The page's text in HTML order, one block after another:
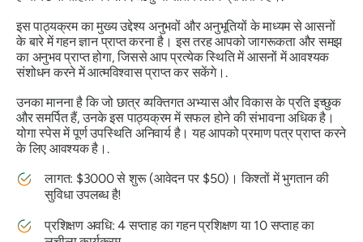
इस पाठ्यक्रम का मुख्य उद्देश्य अनुभवों और अनुभूतियों के माध्यम से आसनों
के बारे में गहन ज्ञान प्राप्त करना है। इस तरह आपको जागरूकता और समझ
का अनुभव प्राप्त होगा, जिससे आप प्रत्येक स्थिति में आसनों में आवश्यक
संशोधन करने में आत्मविश्वास प्राप्त कर सकेंगे।.
उनका मानना ​​है कि जो छात्र व्यक्तिगत अभ्यास और विकास के प्रति इच्छुक
और समर्पित हैं, उनके इस पाठ्यक्रम में सफल होने की संभावना अधिक है।
योगा स्पेस में पूर्ण उपस्थिति अनिवार्य है। यह आपको प्रमाण पत्र प्राप्त करने
के लिए आवश्यक है।.
लागत: $3000 से शुरू (आवेदन पर $50)। किश्तों में भुगतान की
सुविधा उपलब्ध है!
प्रशिक्षण अवधि: 4 सप्ताह का गहन प्रशिक्षण या 10 सप्ताह का